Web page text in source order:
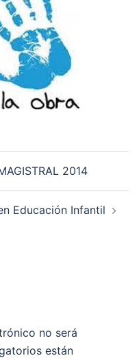
2014
Educación Infantil
no será
están